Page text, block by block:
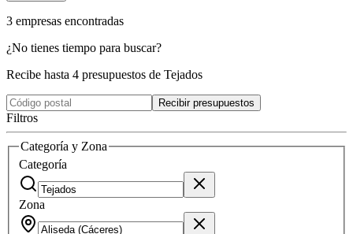
3 empresas encontradas
¿No tienes tiempo para buscar?
Recibe hasta 4 presupuestos de Tejados
Recibir presupuestos
Filtros
Categoría y Zona
Categoría
Zona